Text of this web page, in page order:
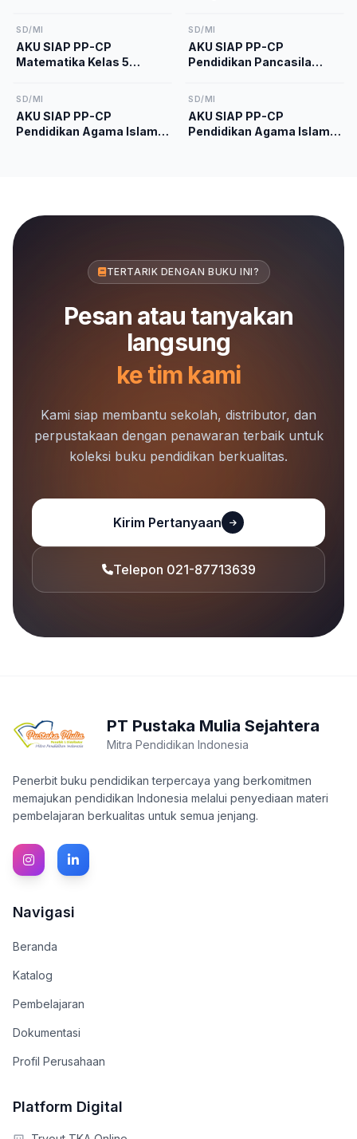
Merdeka
SD/MI
AKU SIAP PP-CP
Matematika Kelas 5
SD/MI
AKU SIAP PP-CP
Pendidikan Pancasila
Merdeka
SD/MI
AKU SIAP PP-CP
Pendidikan Agama Islam
SD/MI
AKU SIAP PP-CP
Pendidikan Agama Islam
TERTARIK DENGAN BUKU INI?
Pesan atau tanyakan
langsung
ke tim kami
Kami siap membantu sekolah, distributor, dan
perpustakaan dengan penawaran terbaik untuk
koleksi buku pendidikan berkualitas.
Kirim Pertanyaan
Telepon 021-87713639
PT Pustaka Mulia Sejahtera
Mitra Pendidikan Indonesia
Penerbit buku pendidikan terpercaya yang berkomitmen
memajukan pendidikan Indonesia melalui penyediaan materi
pembelajaran berkualitas untuk semua jenjang.
Navigasi
Beranda
Katalog
Pembelajaran
Dokumentasi
Profil Perusahaan
Platform Digital